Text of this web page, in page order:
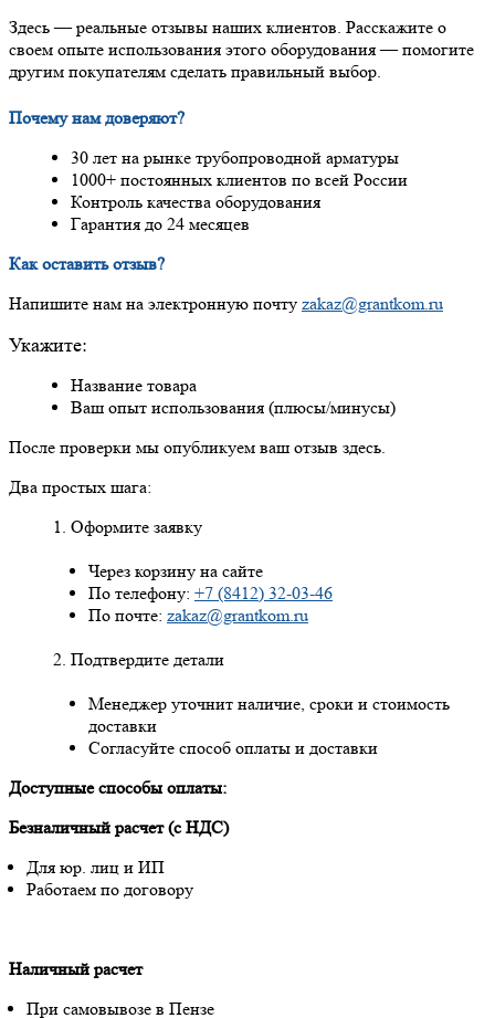
Здесь — реальные отзывы наших клиентов. Расскажите о
своем опыте использования этого оборудования — помогите
другим покупателям сделать правильный выбор.
Почему нам доверяют?
30 лет на рынке трубопроводной арматуры
1000+ постоянных клиентов по всей России
Контроль качества оборудования
Гарантия до 24 месяцев
Как оставить отзыв?
Напишите нам на электронную почту zakaz@grantkom.ru
Укажите:
Название товара
Ваш опыт использования (плюсы/минусы)
После проверки мы опубликуем ваш отзыв здесь.
Два простых шага:
Оформите заявку
Через корзину на сайте
По телефону: +7 (8412) 32-03-46
По почте: zakaz@grantkom.ru
Подтвердите детали
Менеджер уточнит наличие, сроки и стоимость
доставки
Согласуйте способ оплаты и доставки
Доступные способы оплаты:
Безналичный расчет (с НДС)
Для юр. лиц и ИП
Работаем по договору
Наличный расчет
При самовывозе в Пензе